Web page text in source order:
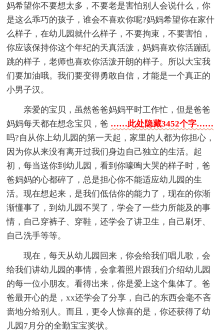
妈希望你不要想太多，不要老是害怕别人会说什么，你
是这么乖巧的孩子，谁会不喜欢你呢?妈妈希望你在家什
么样子，在幼儿园就什么样子，不要拘束，不要害怕，
你应该保持你这个年纪的天真活泼，妈妈喜欢你活蹦乱
跳的样子，老师也喜欢你活泼开朗的样子。所以大宝我
们要加油哦。我们要变得勇敢自信，才能是一个真正的
小男子汉。
亲爱的宝贝，虽然爸爸妈妈平时工作忙，但是爸爸
妈妈每天都在想念宝贝，爸 ……此处隐藏3452个字……
吗?自从你上幼儿园的第一天起，家里的人都为你担心，
因为你从来没有离开过我们身边自己独立的生活。起
初，每当送你到幼儿园，看到你嚎啕大哭的样子时，爸
爸妈妈的心都碎了，总是担心你不能适应幼儿园的生
活。现在想起来，是我们低估你的能力了，现在的你渐
渐懂事了，到幼儿园不哭了，学会了一些力所能及的事
情，自己穿裤子、穿鞋，还学会了讲卫生，自己刷牙、
自己洗手等等。
现在，每天从幼儿园回来，你会给我们唱儿歌，会
给我们讲幼儿园的事情，会拿着照片跟我们介绍幼儿园
的每一位小朋友。看得出来，你是爱上这个集体了。爸
爸最开心的是，xx还学会了分享，自己的东西会毫不吝
啬地分给别人。而且，更令人惊喜的是，你还获得了幼
儿园7月分的全勤宝宝奖状。